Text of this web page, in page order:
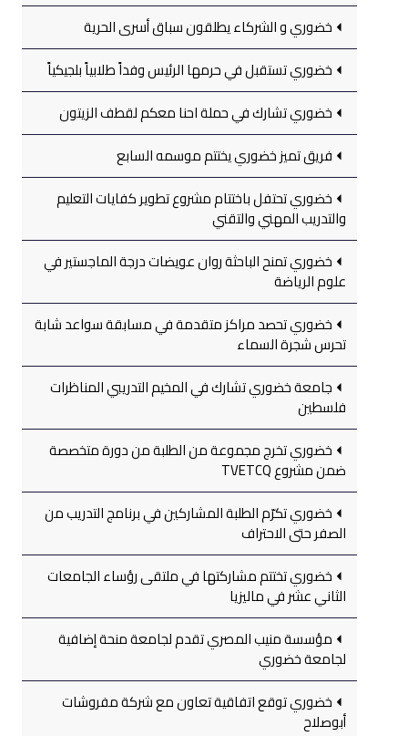
خضوري و الشركاء يطلقون سباق أسرى الحرية
خضوري تستقبل في حرمها الرئيس وفداً طلابياً بلجيكياً
خضوري تشارك في حملة احنا معكم لقطف الزيتون
فريق تميز خضوري يختتم موسمه السابع
خضوري تحتفل باختتام مشروع تطوير كفايات التعليم
والتدريب المهني والتقني
خضوري تمنح الباحثة روان عويضات درجة الماجستير في
علوم الرياضة
خضوري تحصد مراكز متقدمة في مسابقة سواعد شابة
تحرس شجرة السماء
جامعة خضوري تشارك في المخيم التدريبي المناظرات
فلسطين
خضوري تخرج مجموعة من الطلبة من دورة متخصصة
ضمن مشروع TVETCQ
خضوري تكرّم الطلبة المشاركين في برنامج التدريب من
الصفر حتى الاحتراف
خضوري تختتم مشاركتها في ملتقى رؤساء الجامعات
الثاني عشر في ماليزيا
مؤسسة منيب المصري تقدم لجامعة منحة إضافية
لجامعة خضوري
خضوري توقع اتفاقية تعاون مع شركة مفروشات
أبوصلاح